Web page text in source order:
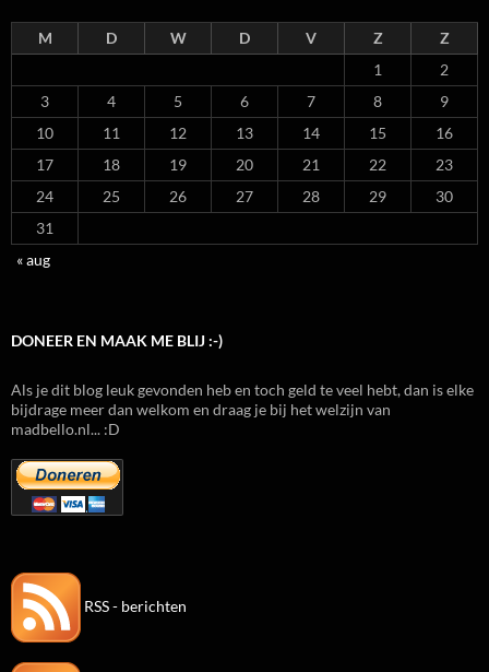
M D W D V Z
Z
1
2
3
4 5 6 7 8
9
10
11 12 13 14 15
16
17
18 19 20 21 22
23
24
25 26 27 28 29
30
31
« aug
DONEER EN MAAK ME BLIJ :-)
Als je dit blog leuk gevonden heb en toch geld te veel hebt, dan is elke
bijdrage meer dan welkom en draag je bij het welzijn van
madbello.nl... :D
RSS - berichten